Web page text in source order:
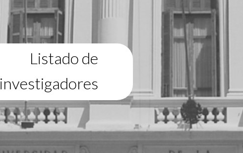
Listado de
investigadores